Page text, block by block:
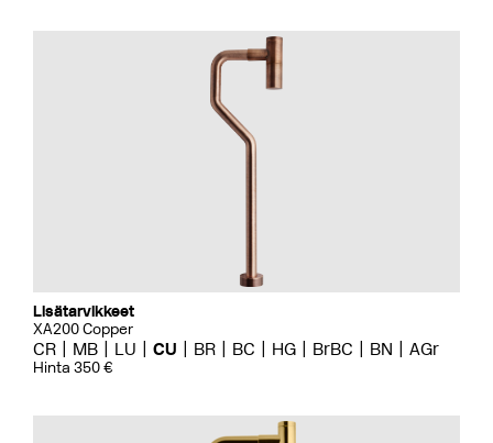
Lisätarvikkeet
XA200 Copper
CR MB LU CU BR BC HG BrBC BN AGr
Hinta 350 €